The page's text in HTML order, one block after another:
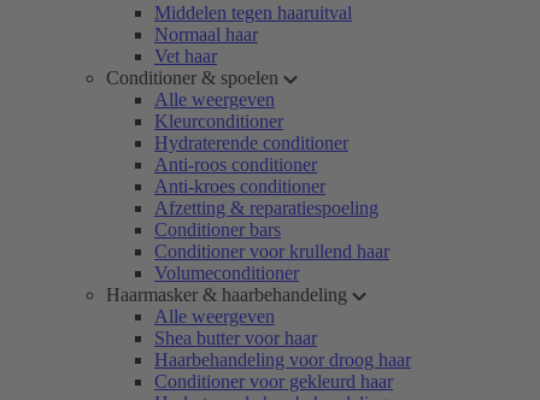
Middelen tegen haaruitval
Normaal haar
Vet haar
Conditioner & spoelen
Alle weergeven
Kleurconditioner
Hydraterende conditioner
Anti-roos conditioner
Anti-kroes conditioner
Afzetting & reparatiespoeling
Conditioner bars
Conditioner voor krullend haar
Volumeconditioner
Haarmasker & haarbehandeling
Alle weergeven
Shea butter voor haar
Haarbehandeling voor droog haar
Conditioner voor gekleurd haar